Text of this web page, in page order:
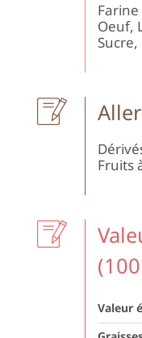
Oeuf,
Fruits
Valeur